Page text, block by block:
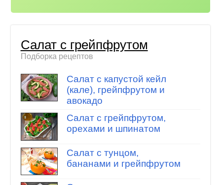
Салат с грейпфрутом
Подборка рецептов
Салат с капустой кейл
(кале), грейпфрутом и
авокадо
Салат с грейпфрутом,
орехами и шпинатом
Салат с тунцом,
бананами и грейпфрутом